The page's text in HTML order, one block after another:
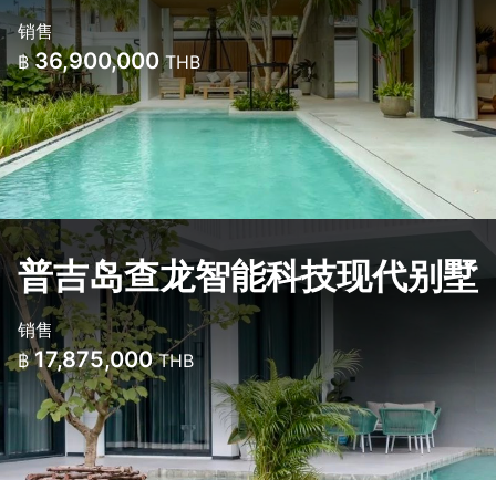
销售
฿ 36,900,000THB
普吉岛查龙智能科技现代别墅
销售
฿ 17,875,000THB